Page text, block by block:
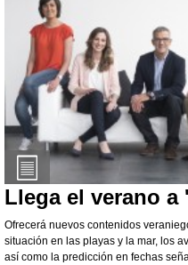
Llega el verano a
Ofrecerá nuevos contenidos
situación en las playas y la mar, los
así como la predicción en fechas